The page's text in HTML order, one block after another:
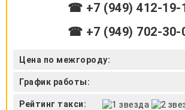
☎ +7 (949) 412-19-
☎ +7 (949) 702-30-
Цена по межгороду:
График работы:
Рейтинг такси: